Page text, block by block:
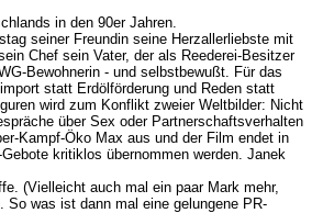
in den 90er Jahren.
seiner Freundin seine Herzallerliebste mit
Chef sein Vater, der als Reederei-Besitzer
Bewohnerin - und selbstbewußt. Für das
statt Erdölförderung und Reden statt
wird zum Konflikt zweier Weltbilder: Nicht
über Sex oder Partnerschaftsverhalten
Kampf-Öko Max aus und der Film endet in
kritiklos übernommen werden. Janek
(Vielleicht auch mal ein paar Mark mehr,
was ist dann mal eine gelungene PR-